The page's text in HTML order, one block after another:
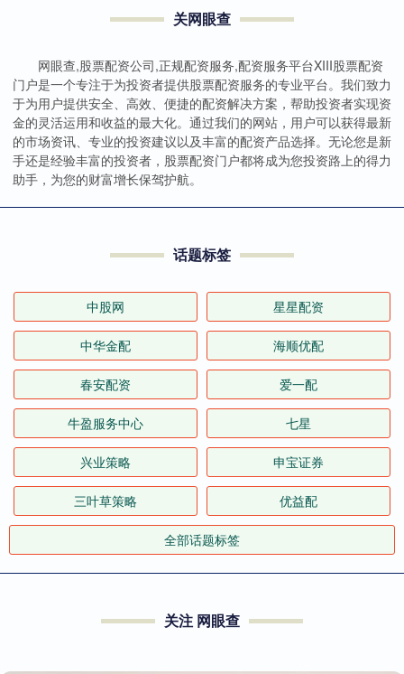
关网眼查
网眼查,股票配资公司,正规配资服务,配资服务平台XIII‌股票配资
门户是一个专注于为投资者提供股票配资服务的专业平台。我们致力
于为用户提供安全、高效、便捷的配资解决方案，帮助投资者实现资
金的灵活运用和收益的最大化。通过我们的网站，用户可以获得最新
的市场资讯、专业的投资建议以及丰富的配资产品选择。无论您是新
手还是经验丰富的投资者，股票配资门户都将成为您投资路上的得力
助手，为您的财富增长保驾护航。
话题标签
中股网 星星配资
中华金配 海顺优配
春安配资 爱一配
牛盈服务中心 七星
兴业策略 申宝证券
三叶草策略 优益配
全部话题标签
关注 网眼查